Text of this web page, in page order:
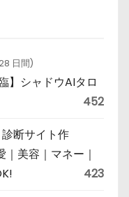
日間)
】シャドウAIタロ
452
断サイト作
美容｜マネー｜
423